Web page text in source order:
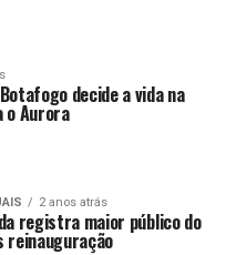
decide a vida na
Aurora
2 anos atrás
registra maior público do
reinauguração